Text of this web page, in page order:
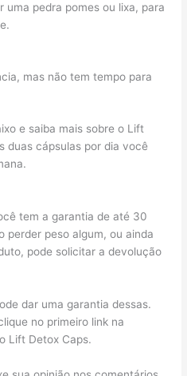
uma pedra pomes ou lixa, para
mas não tem tempo para
e saiba mais sobre o Lift
duas cápsulas por dia você
tem a garantia de até 30
perder peso algum, ou ainda
pode solicitar a devolução
dar uma garantia dessas.
no primeiro link na
Lift Detox Caps.